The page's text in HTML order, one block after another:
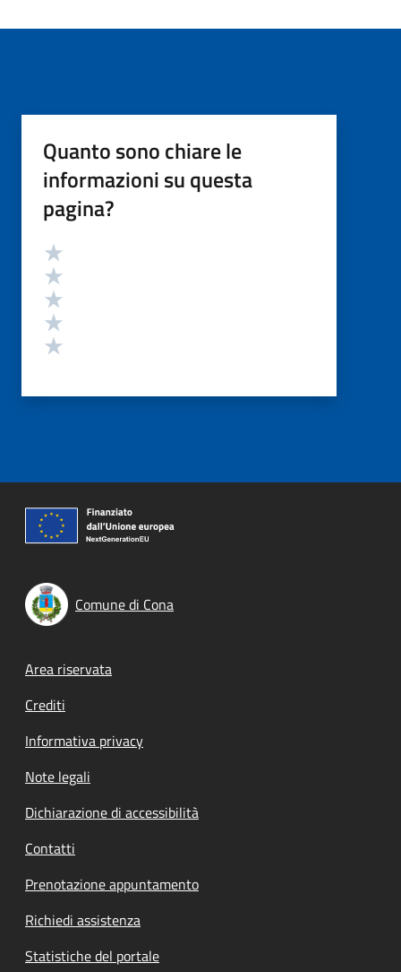
Quanto sono chiare le
informazioni su questa
pagina?
Valutazione
Comune di Cona
Footer menu
Area riservata
Crediti
Informativa privacy
Note legali
Dichiarazione di accessibilità
Contatti
Prenotazione appuntamento
Richiedi assistenza
Statistiche del portale